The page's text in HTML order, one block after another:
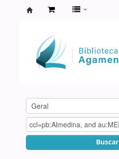
Agamenon
Magalhães
Buscar